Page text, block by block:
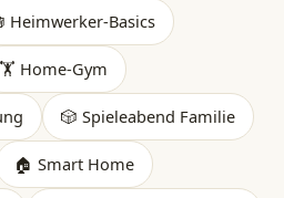
Heimwerker-Basics
🏋️ Home-Gym
🎲 Spieleabend Familie
🏠 Smart Home